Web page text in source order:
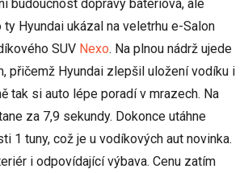
budoucnost dopravy bateriová, ale
Hyundai ukázal na veletrhu e-Salon
SUV Nexo. Na plnou nádrž ujede
přičemž Hyundai zlepšil uložení vodíku i
tak si auto lépe poradí v mrazech. Na
za 7,9 sekundy. Dokonce utáhne
1 tuny, což je u vodíkových aut novinka.
i odpovídající výbava. Cenu zatím